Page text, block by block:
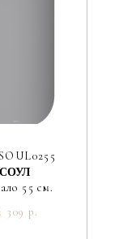
СОУЛ
55 см.
309 р.